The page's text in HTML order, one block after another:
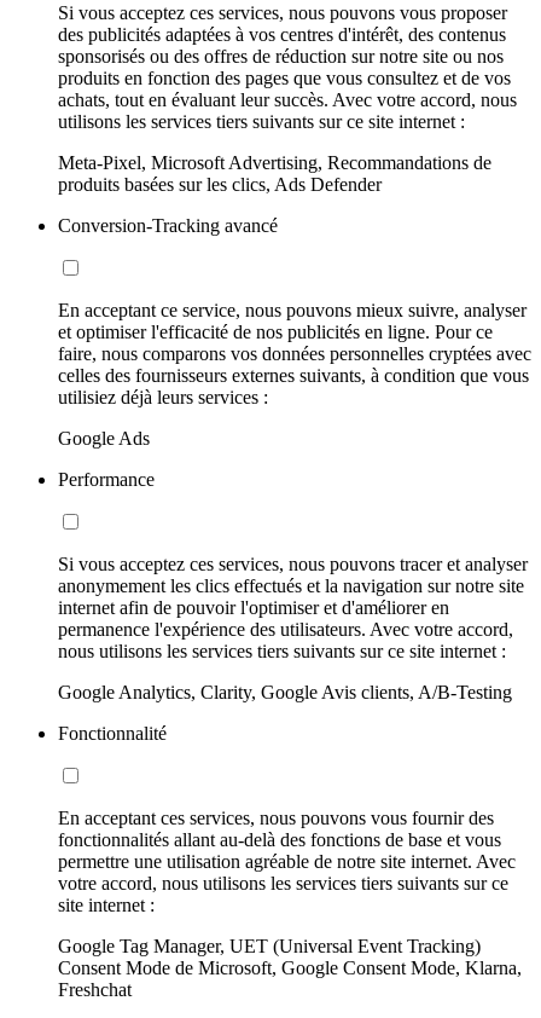
Si vous acceptez ces services, nous pouvons vous proposer
des publicités adaptées à vos centres d'intérêt, des contenus
sponsorisés ou des offres de réduction sur notre site ou nos
produits en fonction des pages que vous consultez et de vos
achats, tout en évaluant leur succès. Avec votre accord, nous
utilisons les services tiers suivants sur ce site internet :
Meta-Pixel, Microsoft Advertising, Recommandations de
produits basées sur les clics, Ads Defender
Conversion-Tracking avancé
En acceptant ce service, nous pouvons mieux suivre, analyser
et optimiser l'efficacité de nos publicités en ligne. Pour ce
faire, nous comparons vos données personnelles cryptées avec
celles des fournisseurs externes suivants, à condition que vous
utilisiez déjà leurs services :
Google Ads
Performance
Si vous acceptez ces services, nous pouvons tracer et analyser
anonymement les clics effectués et la navigation sur notre site
internet afin de pouvoir l'optimiser et d'améliorer en
permanence l'expérience des utilisateurs. Avec votre accord,
nous utilisons les services tiers suivants sur ce site internet :
Google Analytics, Clarity, Google Avis clients, A/B-Testing
Fonctionnalité
En acceptant ces services, nous pouvons vous fournir des
fonctionnalités allant au-delà des fonctions de base et vous
permettre une utilisation agréable de notre site internet. Avec
votre accord, nous utilisons les services tiers suivants sur ce
site internet :
Google Tag Manager, UET (Universal Event Tracking)
Consent Mode de Microsoft, Google Consent Mode, Klarna,
Freshchat